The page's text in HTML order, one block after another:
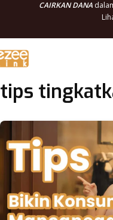
CAIRKAN DANA
tips